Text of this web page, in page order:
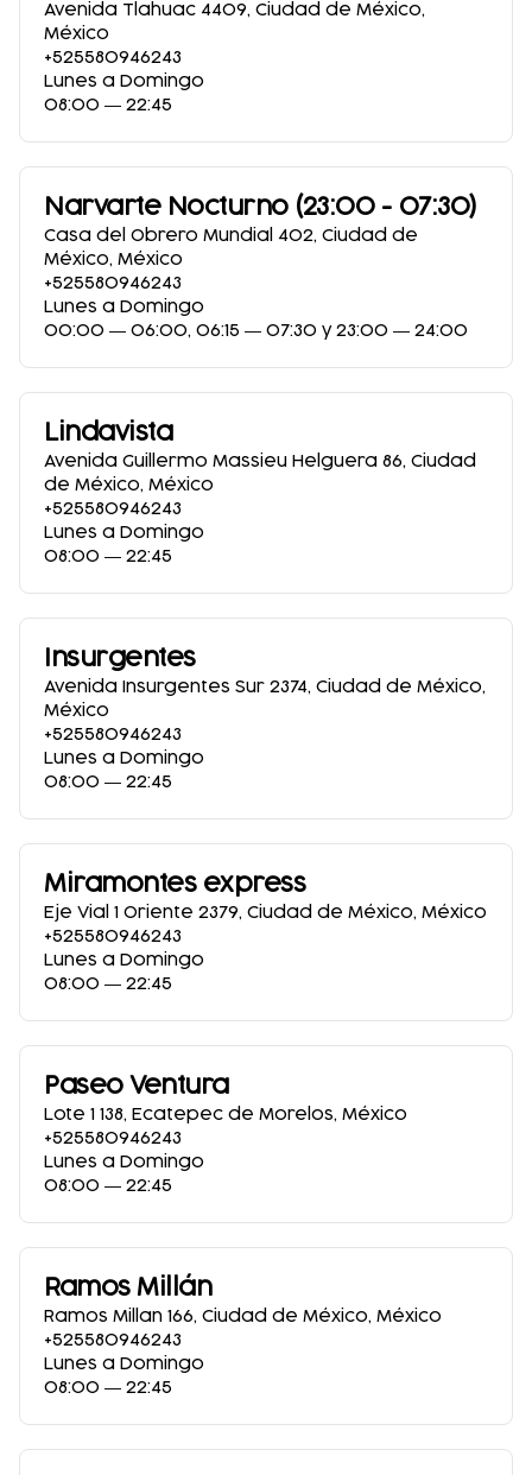
Avenida Tlahuac 4409, Ciudad de México,
México
+525580946243
Lunes a Domingo
08:00 ― 22:45
Narvarte Nocturno (23:00 - 07:30)
Casa del Obrero Mundial 402, Ciudad de
México, México
+525580946243
Lunes a Domingo
00:00 ― 06:00, 06:15 ― 07:30 y 23:00 ― 24:00
Lindavista
Avenida Guillermo Massieu Helguera 86, Ciudad
de México, México
+525580946243
Lunes a Domingo
08:00 ― 22:45
Insurgentes
Avenida Insurgentes Sur 2374, Ciudad de México,
México
+525580946243
Lunes a Domingo
08:00 ― 22:45
Miramontes express
Eje Vial 1 Oriente 2379, Ciudad de México, México
+525580946243
Lunes a Domingo
08:00 ― 22:45
Paseo Ventura
Lote 1 138, Ecatepec de Morelos, México
+525580946243
Lunes a Domingo
08:00 ― 22:45
Ramos Millán
Ramos Millan 166, Ciudad de México, México
+525580946243
Lunes a Domingo
08:00 ― 22:45